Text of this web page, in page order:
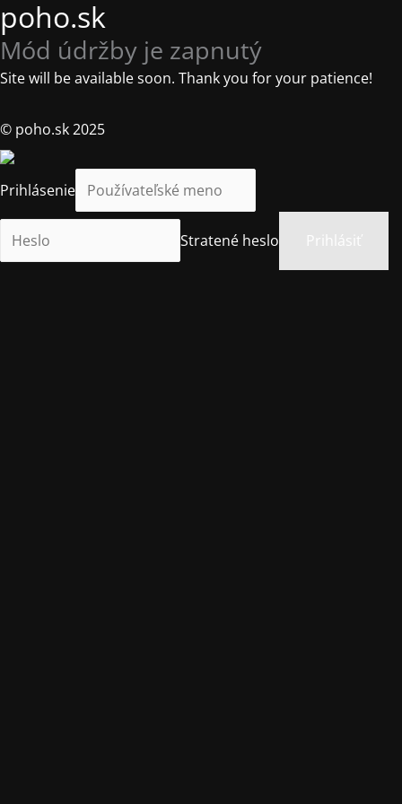
poho.sk
Mód údržby je zapnutý
Site will be available soon. Thank you for your patience!
© poho.sk 2025
Prihlásenie
Stratené heslo